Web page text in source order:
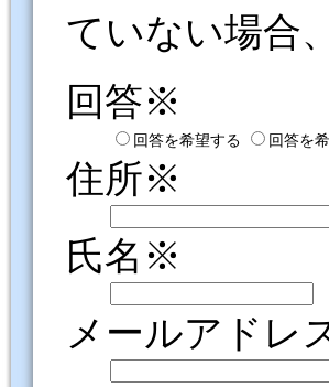
ていない場合
回答※
回答を希望する 回答を
住所※
氏名※
メールアドレ